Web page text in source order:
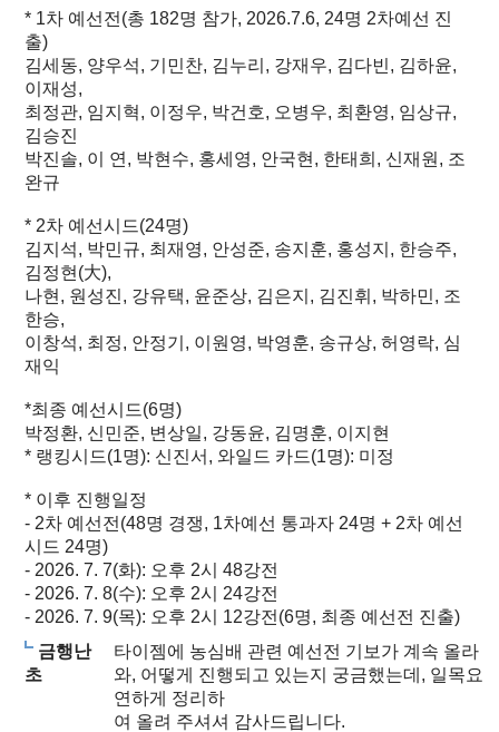
* 1차 예선전(총 182명 참가, 2026.7.6, 24명 2차예선 진
출)
김세동, 양우석, 기민찬, 김누리, 강재우, 김다빈, 김하윤,
이재성,
최정관, 임지혁, 이정우, 박건호, 오병우, 최환영, 임상규,
김승진
박진솔, 이 연, 박현수, 홍세영, 안국현, 한태희, 신재원, 조
완규
* 2차 예선시드(24명)
김지석, 박민규, 최재영, 안성준, 송지훈, 홍성지, 한승주,
김정현(大),
나현, 원성진, 강유택, 윤준상, 김은지, 김진휘, 박하민, 조
한승,
이창석, 최정, 안정기, 이원영, 박영훈, 송규상, 허영락, 심
재익
*최종 예선시드(6명)
박정환, 신민준, 변상일, 강동윤, 김명훈, 이지현
* 랭킹시드(1명): 신진서, 와일드 카드(1명): 미정
* 이후 진행일정
- 2차 예선전(48명 경쟁, 1차예선 통과자 24명 + 2차 예선
시드 24명)
- 2026. 7. 7(화): 오후 2시 48강전
- 2026. 7. 8(수): 오후 2시 24강전
- 2026. 7. 9(목): 오후 2시 12강전(6명, 최종 예선전 진출)
금행난
초
타이젬에 농심배 관련 예선전 기보가 계속 올라
와, 어떻게 진행되고 있는지 궁금했는데, 일목요
연하게 정리하
여 올려 주셔셔 감사드립니다.